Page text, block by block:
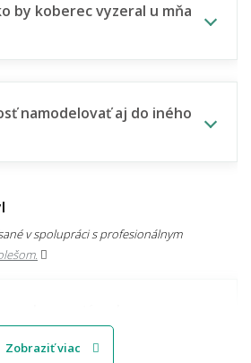
by koberec vyzeral u mňa
namodelovať aj do iného
v spolupráci s profesionálnym
Zobraziť viac